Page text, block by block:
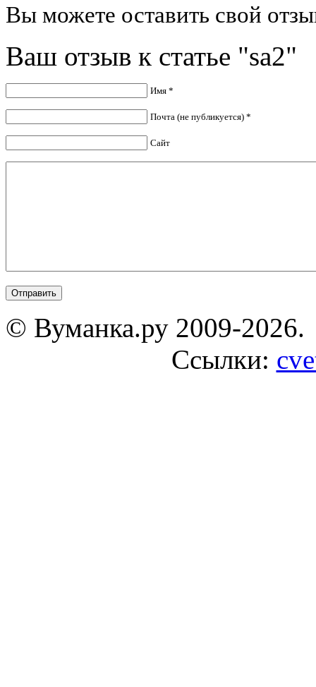
Вы можете оставить свой
Ваш отзыв к статье "sa2"
Имя *
Почта (не публикуется) *
Сайт
© Вуманка.ру 2009-2026.
Ссылки: